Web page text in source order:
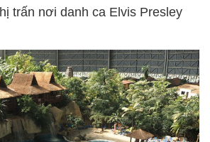
trấn nơi danh ca Elvis Presley